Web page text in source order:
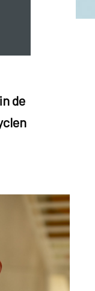
de